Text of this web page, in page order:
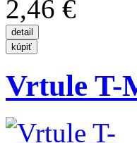
2,46 €
Vrtule T-